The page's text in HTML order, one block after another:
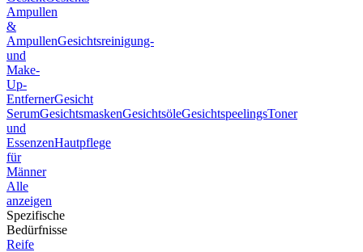
Ampullen
&
AmpullenGesichtsreinigung-
und
Make-
Up-
EntfernerGesicht
SerumGesichtsmaskenGesichtsöleGesichtspeelingsToner
und
EssenzenHautpflege
für
Männer
Alle
anzeigen
Spezifische
Bedürfnisse
Reife